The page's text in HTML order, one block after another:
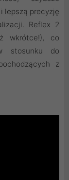
lepszą precyzję
Reflex 2
wkrótce!), co
stosunku do
z